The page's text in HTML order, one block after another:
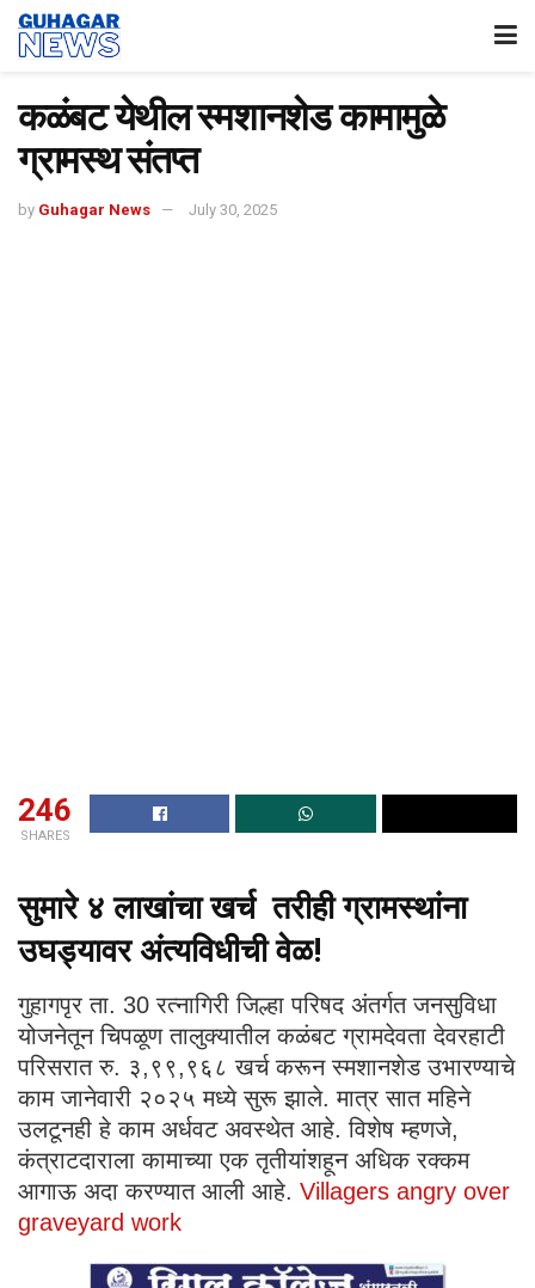
कळंबट येथील स्मशानशेड कामामुळे
ग्रामस्थ संतप्त
by Guhagar News July 30, 2025
246
SHARES
सुमारे ४ लाखांचा खर्च तरीही ग्रामस्थांना
उघड्यावर अंत्यविधीची वेळ!
गुहागपृर ता. 30 रत्नागिरी जिल्हा परिषद अंतर्गत जनसुविधा
योजनेतून चिपळूण तालुक्यातील कळंबट ग्रामदेवता देवरहाटी
परिसरात रु. ३,९९,९६८ खर्च करून स्मशानशेड उभारण्याचे
काम जानेवारी २०२५ मध्ये सुरू झाले. मात्र सात महिने
उलटूनही हे काम अर्धवट अवस्थेत आहे. विशेष म्हणजे,
कंत्राटदाराला कामाच्या एक तृतीयांशहून अधिक रक्कम
आगाऊ अदा करण्यात आली आहे. Villagers angry over
graveyard work